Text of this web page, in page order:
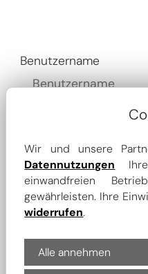
Benutzername
Anmelden
Wir und unsere
Datennutzungen
einwandfreien
gewährleisten. Ihre
widerrufen.
Alle annehmen